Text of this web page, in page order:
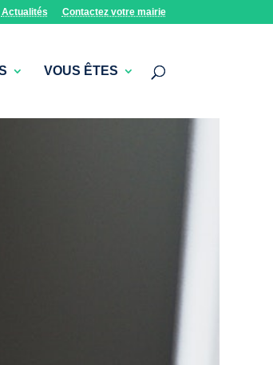
Actualités Contactez votre mairie
VOUS ÊTES